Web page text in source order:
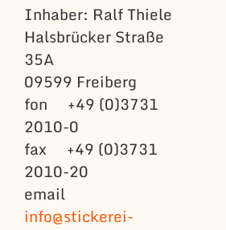
Inhaber: Ralf Thiele
Halsbrücker Straße
35A
09599 Freiberg
fon +49 (0)3731
2010-0
fax +49 (0)3731
2010-20
email
info@stickerei-